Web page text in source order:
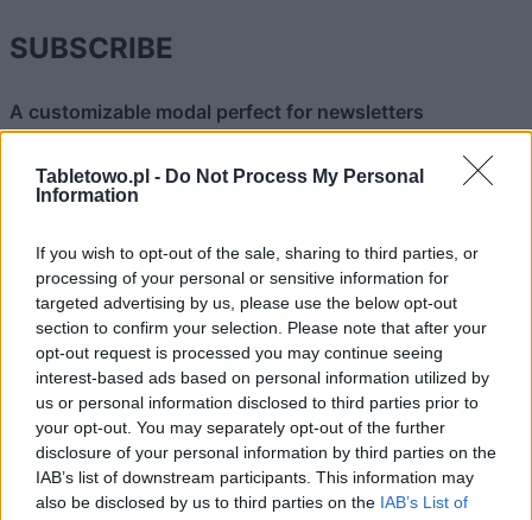
Tabletowo.pl - Do Not Process My Personal
Information
If you wish to opt-out of the sale, sharing to third parties, or
processing of your personal or sensitive information for
targeted advertising by us, please use the below opt-out
section to confirm your selection. Please note that after your
opt-out request is processed you may continue seeing
interest-based ads based on personal information utilized by
us or personal information disclosed to third parties prior to
your opt-out. You may separately opt-out of the further
disclosure of your personal information by third parties on the
IAB’s list of downstream participants. This information may
also be disclosed by us to third parties on the IAB’s List of
SUBSCRIBE
A customizable modal perfect for newsletters